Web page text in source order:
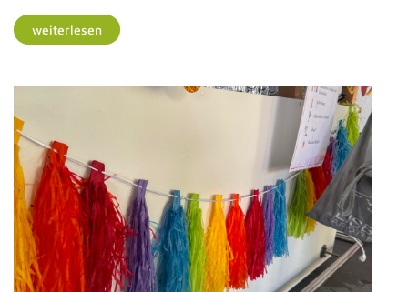
weiterlesen